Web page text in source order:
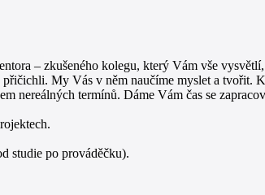
– zkušeného kolegu, který Vám vše
My Vás v něm naučíme myslet a tvořit.
nereálných termínů. Dáme Vám čas se
studie po prováděčku).